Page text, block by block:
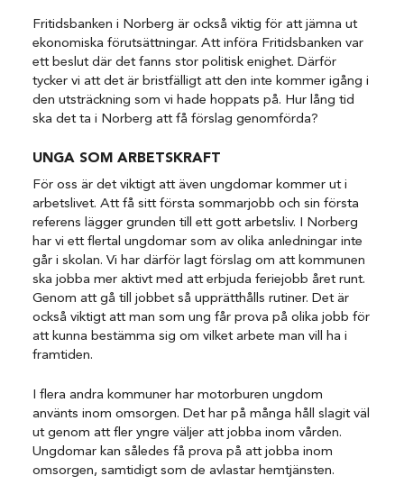
Fritidsbanken i Norberg är också viktig för att jämna ut
ekonomiska förutsättningar. Att införa Fritidsbanken var
ett beslut där det fanns stor politisk enighet. Därför
tycker vi att det är bristfälligt att den inte kommer igång i
den utsträckning som vi hade hoppats på. Hur lång tid
ska det ta i Norberg att få förslag genomförda?
UNGA SOM ARBETSKRAFT
För oss är det viktigt att även ungdomar kommer ut i
arbetslivet. Att få sitt första sommarjobb och sin första
referens lägger grunden till ett gott arbetsliv. I Norberg
har vi ett flertal ungdomar som av olika anledningar inte
går i skolan. Vi har därför lagt förslag om att kommunen
ska jobba mer aktivt med att erbjuda feriejobb året runt.
Genom att gå till jobbet så upprätthålls rutiner. Det är
också viktigt att man som ung får prova på olika jobb för
att kunna bestämma sig om vilket arbete man vill ha i
framtiden.
I flera andra kommuner har motorburen ungdom
använts inom omsorgen. Det har på många håll slagit väl
ut genom att fler yngre väljer att jobba inom vården.
Ungdomar kan således få prova på att jobba inom
omsorgen, samtidigt som de avlastar hemtjänsten.